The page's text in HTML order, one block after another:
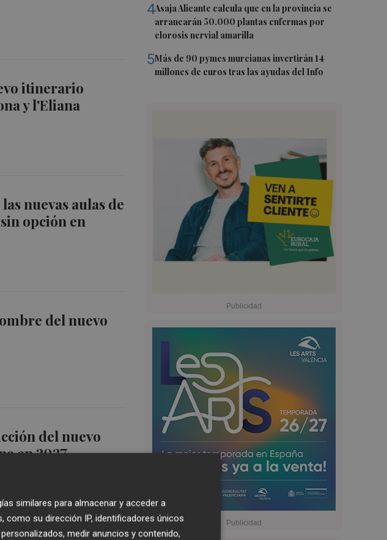
itinerario
y l'Eliana
nuevas aulas de
opción en
del nuevo
del nuevo
en 2027
4Asaja Alicante calcula que en la provincia se
arrancarán 50.000 plantas enfermas por
clorosis nervial amarilla
5Más de 90 pymes murcianas invertirán 14
millones de euros tras las ayudas del Info
similares para almacenar y acceder a
su dirección IP, identificadores únicos
medir anuncios y contenido,